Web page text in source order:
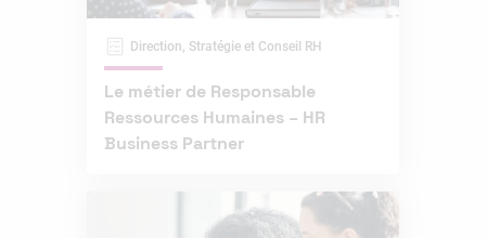
Direction, Stratégie et Conseil RH
Le métier de Responsable
Ressources Humaines – HR
Business Partner